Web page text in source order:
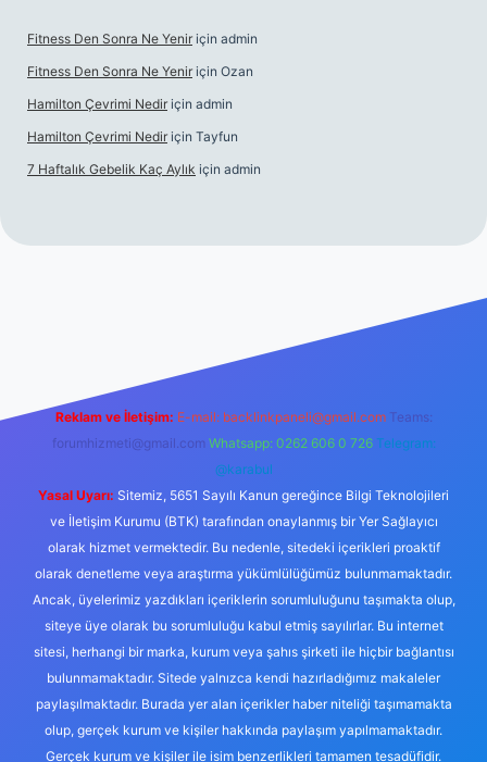
Fitness Den Sonra Ne Yenir için admin
Fitness Den Sonra Ne Yenir için Ozan
Hamilton Çevrimi Nedir için admin
Hamilton Çevrimi Nedir için Tayfun
7 Haftalık Gebelik Kaç Aylık için admin
Reklam ve İletişim: E-mail: backlinkpaneli@gmail.com Teams:
forumhizmeti@gmail.com Whatsapp: 0262 606 0 726 Telegram:
@karabul
Yasal Uyarı: Sitemiz, 5651 Sayılı Kanun gereğince Bilgi Teknolojileri
ve İletişim Kurumu (BTK) tarafından onaylanmış bir Yer Sağlayıcı
olarak hizmet vermektedir. Bu nedenle, sitedeki içerikleri proaktif
olarak denetleme veya araştırma yükümlülüğümüz bulunmamaktadır.
Ancak, üyelerimiz yazdıkları içeriklerin sorumluluğunu taşımakta olup,
siteye üye olarak bu sorumluluğu kabul etmiş sayılırlar. Bu internet
sitesi, herhangi bir marka, kurum veya şahıs şirketi ile hiçbir bağlantısı
bulunmamaktadır. Sitede yalnızca kendi hazırladığımız makaleler
paylaşılmaktadır. Burada yer alan içerikler haber niteliği taşımamakta
olup, gerçek kurum ve kişiler hakkında paylaşım yapılmamaktadır.
Gerçek kurum ve kişiler ile isim benzerlikleri tamamen tesadüfidir.